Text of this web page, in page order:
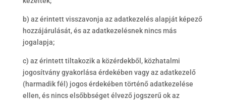
b) az érintett visszavonja az adatkezelés alapját képező
hozzájárulását, és az adatkezelésnek nincs más
jogalapja;
c) az érintett tiltakozik a közérdekből, közhatalmi
jogosítvány gyakorlása érdekében vagy az adatkezelő
(harmadik fél) jogos érdekében történő adatkezelése
ellen, és nincs elsőbbséget élvező jogszerű ok az